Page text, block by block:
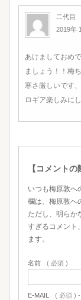
二代目
2019年
あけましておめ
ましょう！！梅
寒さ厳しいです
ロギア楽しみに
【コメントの
いつも梅原敦へ
欄は、梅原敦へ
ただし、明らか
すぎるコメント
ます。
名前 ( 必須 )
E-MAIL ( 必須 )